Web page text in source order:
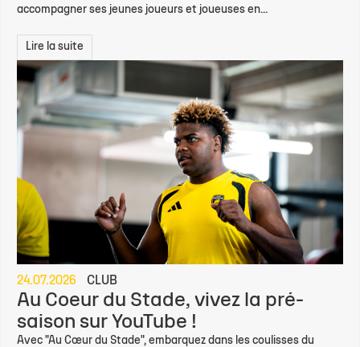
accompagner ses jeunes joueurs et joueuses en...
Lire la suite
24.07.2026 CLUB
Au Coeur du Stade, vivez la pré-
saison sur YouTube !
Avec "Au Cœur du Stade", embarquez dans les coulisses du